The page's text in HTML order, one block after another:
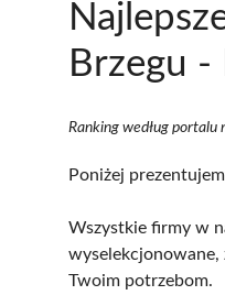
Brzegu
Ranking według portalu
Poniżej
Wszystkie firmy w
wyselekcjonowane,
Twoim potrzebom.